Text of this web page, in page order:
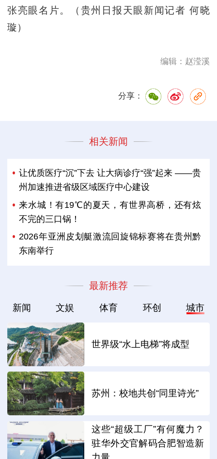
张亮眼名片。（贵州日报天眼新闻记者 何晓
璇）
编辑：赵滢溪
分享：
相关新闻
让优质医疗“沉”下去 让大病诊疗“强”起来 ——贵
州加速推进省级区域医疗中心建设
来水城！有19℃的夏天，有世界高桥，还有炫
不完的三口锅！
2026年亚洲皮划艇激流回旋锦标赛将在贵州黔
东南举行
最新推荐
新闻 文娱 体育 环创 城市
世界级“水上电梯”将成型
苏州：校地共创“同里诗光”
这些“超级工厂”有何魔力？
驻华外交官解码合肥智造新